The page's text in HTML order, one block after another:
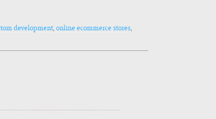
development,online ecommerce stores,